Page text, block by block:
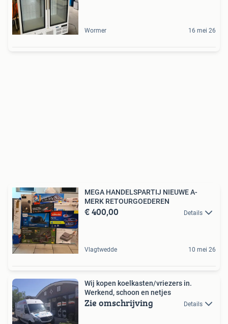
Wormer 16 mei 26
MEGA HANDELSPARTIJ NIEUWE A-
MERK RETOURGOEDEREN
€ 400,00 Details
Vlagtwedde 10 mei 26
Wij kopen koelkasten/vriezers in.
Werkend, schoon en netjes
Zie omschrijving Details